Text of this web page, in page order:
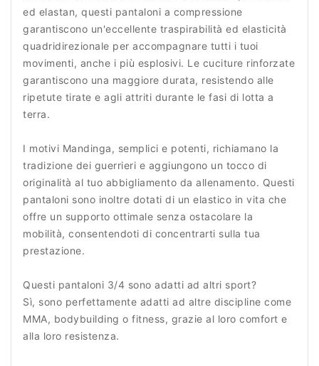
ed elastan, questi pantaloni a compressione
garantiscono un'eccellente traspirabilità ed elasticità
quadridirezionale per accompagnare tutti i tuoi
movimenti, anche i più esplosivi. Le cuciture rinforzate
garantiscono una maggiore durata, resistendo alle
ripetute tirate e agli attriti durante le fasi di lotta a
terra.
I motivi Mandinga, semplici e potenti, richiamano la
tradizione dei guerrieri e aggiungono un tocco di
originalità al tuo abbigliamento da allenamento. Questi
pantaloni sono inoltre dotati di un elastico in vita che
offre un supporto ottimale senza ostacolare la
mobilità, consentendoti di concentrarti sulla tua
prestazione.
Questi pantaloni 3/4 sono adatti ad altri sport?
Sì, sono perfettamente adatti ad altre discipline come
MMA, bodybuilding o fitness, grazie al loro comfort e
alla loro resistenza.